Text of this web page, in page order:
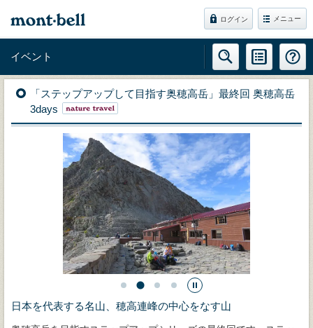
ログイン メニュー
イベント
「ステップアップして目指す奥穂高岳」最終回 奥穂高岳
3days
日本を代表する名山、穂高連峰の中心をなす山